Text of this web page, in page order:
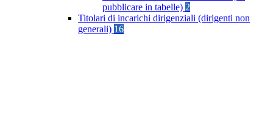
pubblicare in tabelle) 2
Titolari di incarichi dirigenziali (dirigenti non
generali) 16